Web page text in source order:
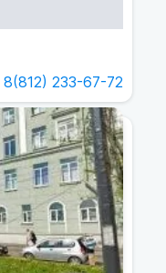
8(812) 233-67-72